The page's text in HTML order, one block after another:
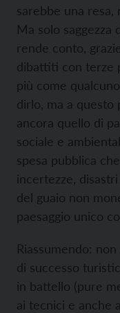
sarebbe una resa,
Ma solo saggezza
rende conto,
dibattiti con terze
più come
dirlo, ma a questo
ancora quello di
sociale e
spesa pubblica
incertezze,
del guaio non
paesaggio unico
Riassumendo:
di successo
in battello (pure
ai tecnici e anche